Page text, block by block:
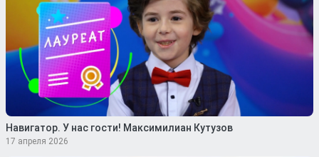
Навигатор. У нас гости! Максимилиан Кутузов
17 апреля 2026